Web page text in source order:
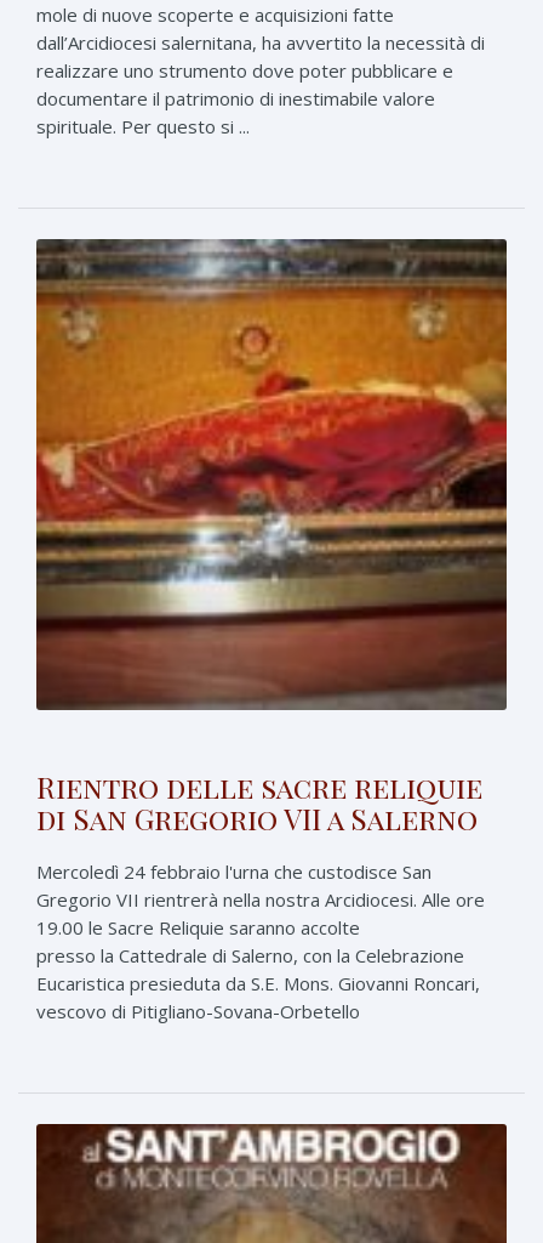
mole di nuove scoperte e acquisizioni fatte
dall’Arcidiocesi salernitana, ha avvertito la necessità di
realizzare uno strumento dove poter pubblicare e
documentare il patrimonio di inestimabile valore
spirituale. Per questo si ...
Rientro delle sacre reliquie
di San Gregorio VII a Salerno
Mercoledì 24 febbraio l'urna che custodisce San
Gregorio VII rientrerà nella nostra Arcidiocesi. Alle ore
19.00 le Sacre Reliquie saranno accolte
presso la Cattedrale di Salerno, con la Celebrazione
Eucaristica presieduta da S.E. Mons. Giovanni Roncari,
vescovo di Pitigliano-Sovana-Orbetello